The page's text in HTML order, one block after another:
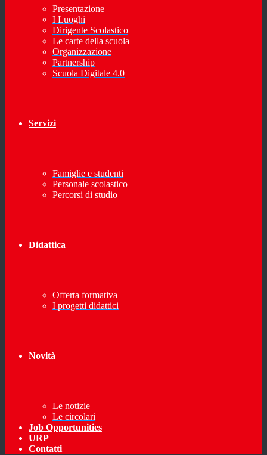
Presentazione
I Luoghi
Dirigente Scolastico
Le carte della scuola
Organizzazione
Partnership
Scuola Digitale 4.0
Servizi
Famiglie e studenti
Personale scolastico
Percorsi di studio
Didattica
Offerta formativa
I progetti didattici
Novità
Le notizie
Le circolari
Job Opportunities
URP
Contatti